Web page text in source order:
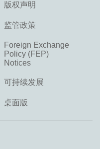
版权声明
监管政策
Foreign Exchange
Policy (FEP)
Notices
可持续发展
桌面版